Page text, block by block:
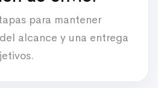
para mantener
alcance y una entrega